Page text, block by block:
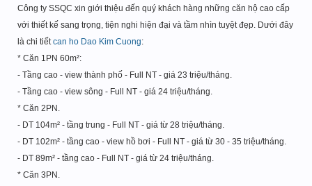
Công ty SSQC xin giới thiệu đến quý khách hàng những căn hộ cao cấp
với thiết kế sang trọng, tiện nghi hiện đại và tầm nhìn tuyệt đẹp. Dưới đây
là chi tiếtcan ho Dao Kim Cuong:
* Căn 1PN 60m²:
- Tầng cao - view thành phố - Full NT - giá 23 triệu/tháng.
- Tầng cao - view sông - Full NT - giá 24 triệu/tháng.
* Căn 2PN.
- DT 104m² - tầng trung - Full NT - giá từ 28 triệu/tháng.
- DT 102m² - tầng cao - view hồ bơi - Full NT - giá từ 30 - 35 triệu/tháng.
- DT 89m² - tầng cao - Full NT - giá từ 24 triệu/tháng.
* Căn 3PN.